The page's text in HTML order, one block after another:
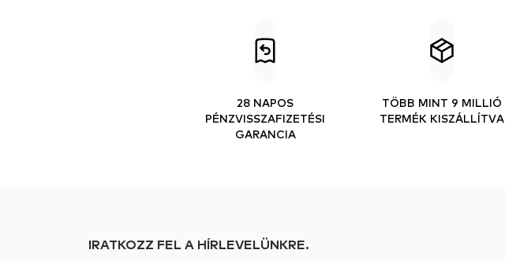
28 NAPOS
PÉNZVISSZAFIZETÉSI
GARANCIA
TÖBB MINT 9 MILLIÓ
TERMÉK KISZÁLLÍTVA
IRATKOZZ FEL A HÍRLEVELÜNKRE.